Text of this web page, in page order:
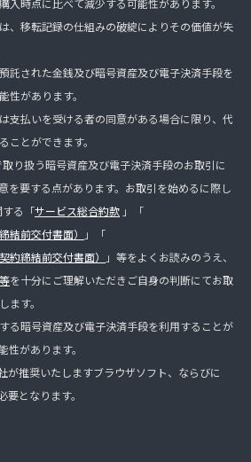
、移転記録の仕組みの破綻によりその価値が失
託された金銭及び暗号資産及び電子決済手段を
性があります。
支払いを受ける者の同意がある場合に限り、代
ことができます。
取り扱う暗号資産及び電子決済手段のお取引に
を要する点があります。お取引を始めるに際し
する「サービス総合約款 」「
結前交付書面）
」「
約締結前交付書面）
」等をよくお読みのうえ、
を十分にご理解いただきご自身の判断にてお取
ます。
る暗号資産及び電子決済手段を利用することが
性があります。
が推奨いたしますブラウザソフト、ならびに
となります。